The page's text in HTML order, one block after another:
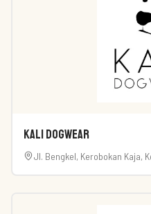
Kali Dogwear
Jl. Bengkel, Kerobokan Kaja,